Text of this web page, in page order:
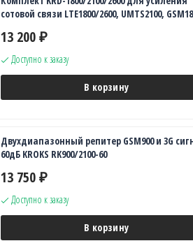
сотовой связи LTE1800/2600, UMTS2100,
13 200 ₽
Доступно к заказу
В корзину
Двухдиапазонный репитер GSM900 и 3G
60дБ KROKS RK900/2100-60
13 750 ₽
Доступно к заказу
В корзину